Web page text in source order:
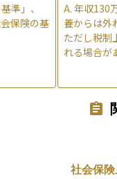
準」、
保険の基
A. 年収130
養からは外
ただし税制
れる場合が
社会保